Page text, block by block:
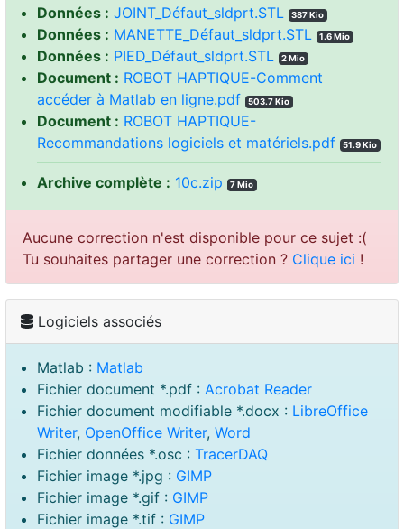
Données : JOINT_Défaut_sldprt.STL 387 Kio
Données : MANETTE_Défaut_sldprt.STL 1.6 Mio
Données : PIED_Défaut_sldprt.STL 2 Mio
Document : ROBOT HAPTIQUE-Comment
accéder à Matlab en ligne.pdf
503.7 Kio
Document : ROBOT HAPTIQUE-
Recommandations logiciels et matériels.pdf
51.9 Kio
Archive complète : 10c.zip 7 Mio
Aucune correction n'est disponible pour ce sujet :(
Tu souhaites partager une correction ? Clique ici !
Logiciels associés
Matlab : Matlab
Fichier document *.pdf : Acrobat Reader
Fichier document modifiable *.docx : LibreOffice
Writer, OpenOffice Writer, Word
Fichier données *.osc : TracerDAQ
Fichier image *.jpg : GIMP
Fichier image *.gif : GIMP
Fichier image *.tif : GIMP